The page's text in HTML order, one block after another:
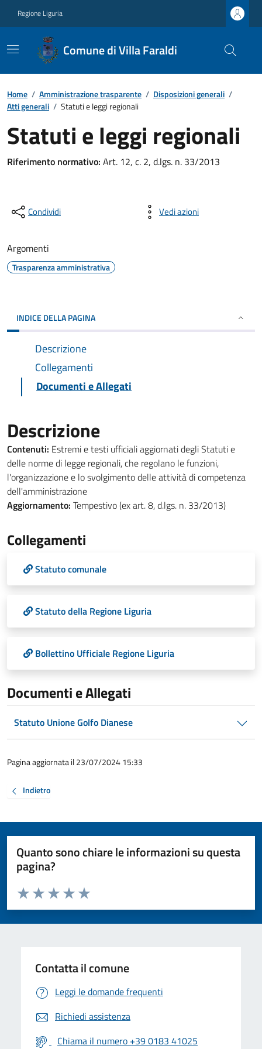
Regione Liguria
Comune di Villa Faraldi
Home / Amministrazione trasparente / Disposizioni generali /
Atti generali / Statuti e leggi regionali
Statuti e leggi regionali
Riferimento normativo: Art. 12, c. 2, d.lgs. n. 33/2013
Condividi Vedi azioni
Argomenti
Trasparenza amministrativa
INDICE DELLA PAGINA
Descrizione
Collegamenti
Documenti e Allegati
Descrizione
Contenuti: Estremi e testi ufficiali aggiornati degli Statuti e
delle norme di legge regionali, che regolano le funzioni,
l'organizzazione e lo svolgimento delle attività di competenza
dell'amministrazione
Aggiornamento: Tempestivo (ex art. 8, d.lgs. n. 33/2013)
Collegamenti
Statuto comunale
Statuto della Regione Liguria
Bollettino Ufficiale Regione Liguria
Documenti e Allegati
Statuto Unione Golfo Dianese
Pagina aggiornata il 23/07/2024 15:33
Indietro
Quanto sono chiare le informazioni su questa
pagina?
Valuta da 1 a 5 stelle la pagina
Valuta 5 stelle su 5
Valuta 4 stelle su 5
Valuta 3 stelle su 5
Valuta 2 stelle su 5
Valuta 1 stelle su 5
Contatta il comune
Leggi le domande frequenti
Richiedi assistenza
Chiama il numero +39 0183 41025